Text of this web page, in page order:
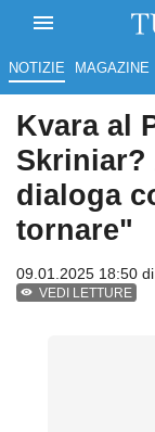
NOTIZIE MAGAZINE
Kvara al
Skriniar?
dialoga
tornare"
09.01.2025 18:50 di
VEDI LETTURE